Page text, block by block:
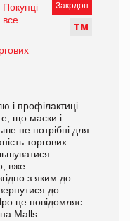
Закрдон
ТМ
Покупці
все
і профілактиці
що маски і
не потрібні для
торгових
вже
з яким до
до
це повідомляє
Malls.